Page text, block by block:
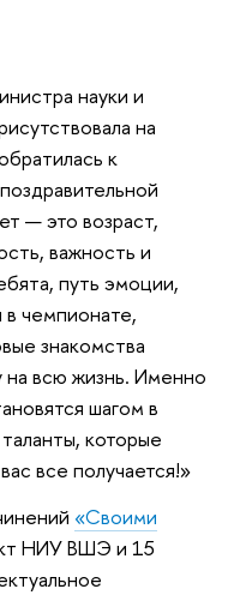
науки и
на
к
— это возраст,
важность и
путь эмоции,
в чемпионате,
знакомства
на всю жизнь. Именно
шагом в
которые
все получается!»
«Своими
НИУ ВШЭ и 15